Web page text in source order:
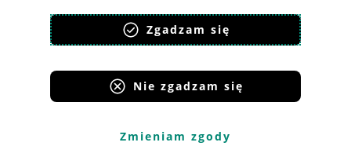
Zgadzam się
Nie zgadzam się
Zmieniam zgody
Korzystanie z serwisu oznacza akceptacjęregulaminu